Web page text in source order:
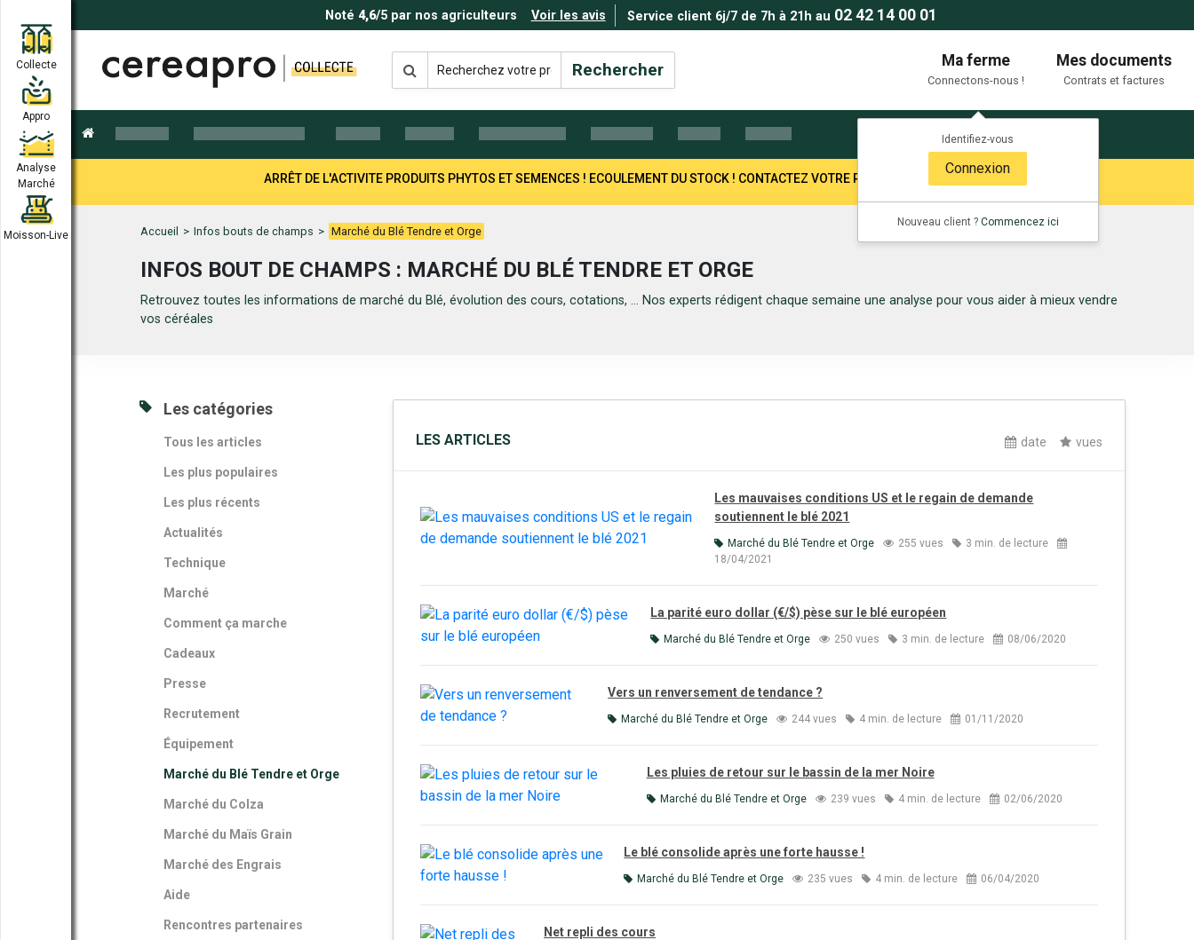
Noté 4,6/5 par nos agriculteurs Voir les avis Service client 6j/7 de 7h à 21h au 02 42 14 00 01
Rechercher Ma ferme
Connectons-nous !
Identifiez-vous
Connexion
Nouveau client ? Commencez ici
Mes documents
Contrats et factures
ARRÊT DE L'ACTIVITE PRODUITS PHYTOS ET SEMENCES ! ECOULEMENT DU STOCK ! CONTACTEZ VOTRE RESPONSABLE SECTEUR !
Collecte
Appro
Analyse
Marché
Moisson-Live Accueil > Infos bouts de champs > Marché du Blé Tendre et Orge
INFOS BOUT DE CHAMPS : MARCHÉ DU BLÉ TENDRE ET ORGE
Retrouvez toutes les informations de marché du Blé, évolution des cours, cotations, ... Nos experts rédigent chaque semaine une analyse pour vous aider à mieux vendre
vos céréales
Les catégories
Tous les articles
Les plus populaires
Les plus récents
Actualités
Technique
Marché
Comment ça marche
Cadeaux
Presse
Recrutement
Équipement
Marché du Blé Tendre et Orge
Marché du Colza
Marché du Maïs Grain
Marché des Engrais
Aide
Rencontres partenaires
date vues
LES ARTICLES
Les mauvaises conditions US et le regain de demande
soutiennent le blé 2021
Marché du Blé Tendre et Orge 255 vues
3 min. de lecture
18/04/2021
La parité euro dollar (€/$) pèse sur le blé européen
Marché du Blé Tendre et Orge 250 vues 3 min. de lecture 08/06/2020
Vers un renversement de tendance ?
Marché du Blé Tendre et Orge 244 vues 4 min. de lecture 01/11/2020
Les pluies de retour sur le bassin de la mer Noire
Marché du Blé Tendre et Orge 239 vues 4 min. de lecture 02/06/2020
Le blé consolide après une forte hausse !
Marché du Blé Tendre et Orge 235 vues 4 min. de lecture 06/04/2020
Net repli des cours